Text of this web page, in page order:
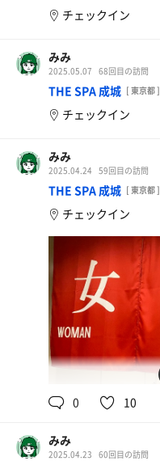
チェックイン
みみ
2025.05.07 68回目の訪問
THE SPA 成城 [ 東京都 ]
チェックイン
みみ
2025.04.24 59回目の訪問
THE SPA 成城 [ 東京都 ]
チェックイン
0 10
みみ
2025.04.23 60回目の訪問